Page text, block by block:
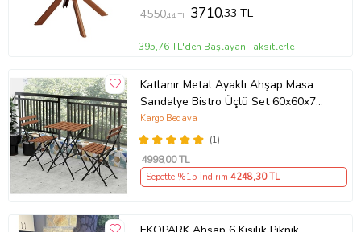
4550,44 TL 3710,33 TL
395,76 TL'den Başlayan Taksitlerle
Katlanır Metal Ayaklı Ahşap Masa
Sandalye Bistro Üçlü Set 60x60x75
Balkon Masası Sandalye
(1)
Kargo Bedava
4998,00 TL
Sepette %15 İndirim 4248,30 TL